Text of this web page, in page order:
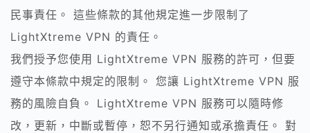
民事責任。 這些條款的其他規定進一步限制了
LightXtreme VPN 的責任。
我們授予您使用 LightXtreme VPN 服務的許可，但要
遵守本條款中規定的限制。 您讓 LightXtreme VPN 服
務的風險自負。 LightXtreme VPN 服務可以隨時修
改，更新，中斷或暫停，恕不另行通知或承擔責任。 對